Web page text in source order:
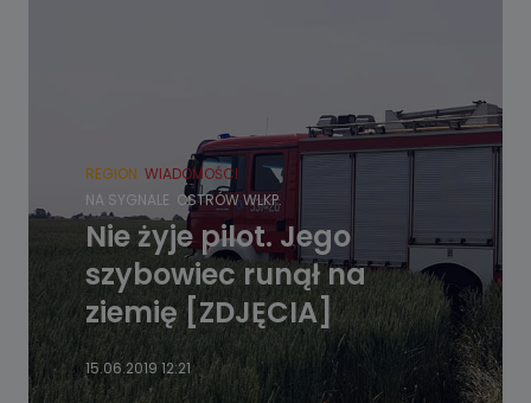
REGION WIADOMOŚCI
NA SYGNALE OSTRÓW WLKP.
Nie żyje pilot. Jego
szybowiec runął na
ziemię [ZDJĘCIA]
15.06.2019 12:21